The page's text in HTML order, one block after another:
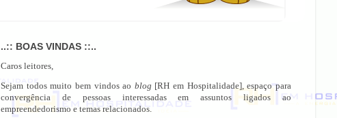
..:: BOAS VINDAS ::..
Caros leitores,
Sejam todos muito bem vindos ao blog [RH em Hospitalidade], espaço para
convergência de pessoas interessadas em assuntos ligados ao
empreendedorismo e temas relacionados.